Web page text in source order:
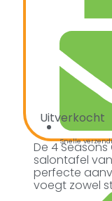
Snelle
Uitverkocht
De 4
salontafel
perfecte
voegt zowel